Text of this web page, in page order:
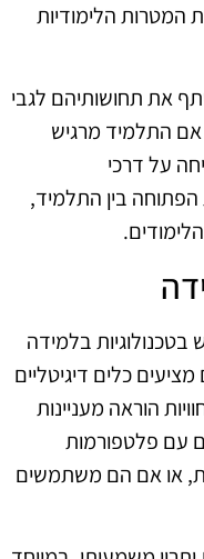
הלימודיות
את תחושותיהם לגבי
אם התלמיד מרגיש
על דרכי
בין התלמיד,
בטכנולוגיות בלמידה
מציעים כלים דיגיטליים
הוראה מעניינות
עם פלטפורמות
או אם הם משתמשים